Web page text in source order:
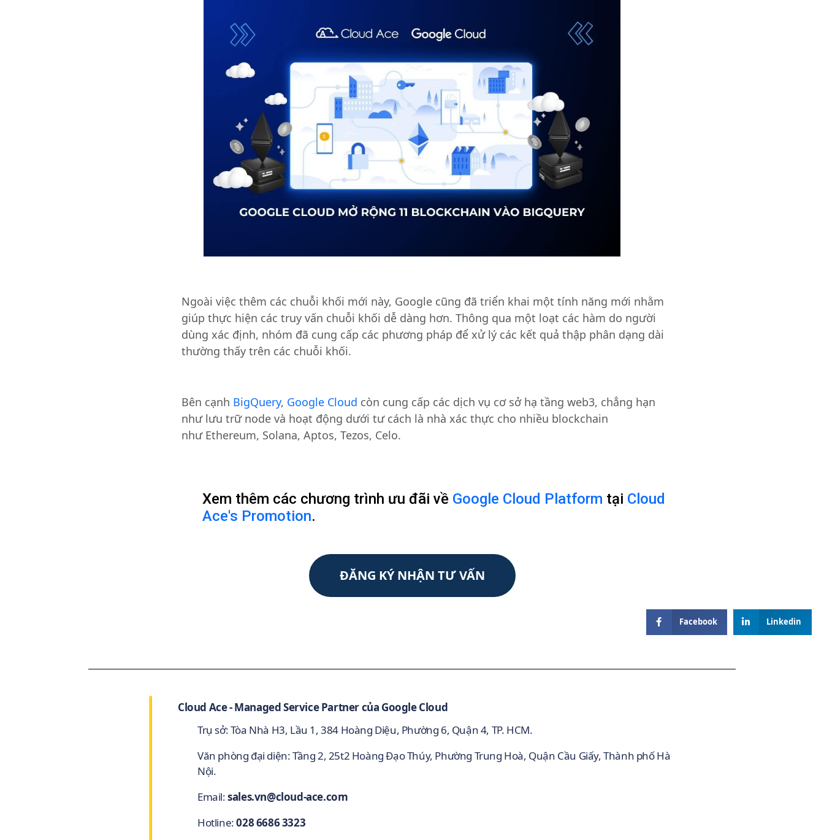
Ngoài việc thêm các chuỗi khối mới này, Google cũng đã triển khai một tính năng mới nhằm
giúp thực hiện các truy vấn chuỗi khối dễ dàng hơn. Thông qua một loạt các hàm do người
dùng xác định, nhóm đã cung cấp các phương pháp để xử lý các kết quả thập phân dạng dài
thường thấy trên các chuỗi khối.
Bên cạnh BigQuery, Google Cloud còn cung cấp các dịch vụ cơ sở hạ tầng web3, chẳng hạn
như lưu trữ node và hoạt động dưới tư cách là nhà xác thực cho nhiều blockchain
như Ethereum, Solana, Aptos, Tezos, Celo.
Xem thêm các chương trình ưu đãi về Google Cloud Platform tại Cloud
Ace's Promotion.
ĐĂNG KÝ NHẬN TƯ VẤN
Facebook Linkedin
Cloud Ace - Managed Service Partner của Google Cloud
Trụ sở: Tòa Nhà H3, Lầu 1, 384 Hoàng Diệu, Phường 6, Quận 4, TP. HCM.
Văn phòng đại diện: Tầng 2, 25t2 Hoàng Đạo Thúy, Phường Trung Hoà, Quận Cầu Giấy, Thành phố Hà
Nội.
Email:sales.vn@cloud-ace.com
Hotline:028 6686 3323